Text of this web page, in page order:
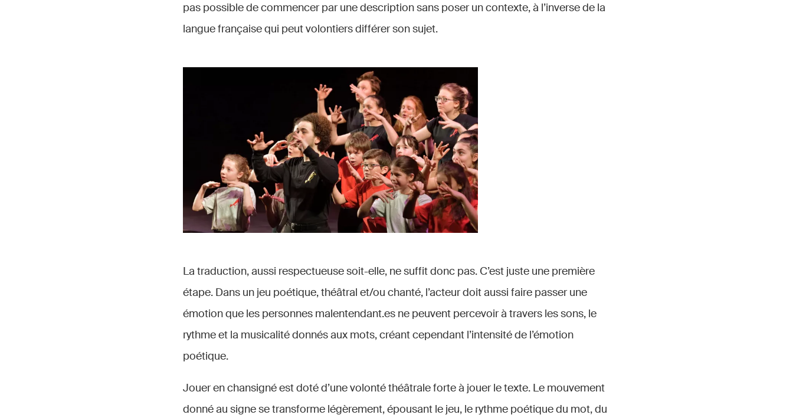
pas possible de commencer par une description sans poser un contexte, à l’inverse de la
langue française qui peut volontiers différer son sujet.
La traduction, aussi respectueuse soit-elle, ne suffit donc pas. C’est juste une première
étape. Dans un jeu poétique, théâtral et/ou chanté, l’acteur doit aussi faire passer une
émotion que les personnes malentendant.es ne peuvent percevoir à travers les sons, le
rythme et la musicalité donnés aux mots, créant cependant l’intensité de l’émotion
poétique.
Jouer en chansigné est doté d’une volonté théâtrale forte à jouer le texte. Le mouvement
donné au signe se transforme légèrement, épousant le jeu, le rythme poétique du mot, du